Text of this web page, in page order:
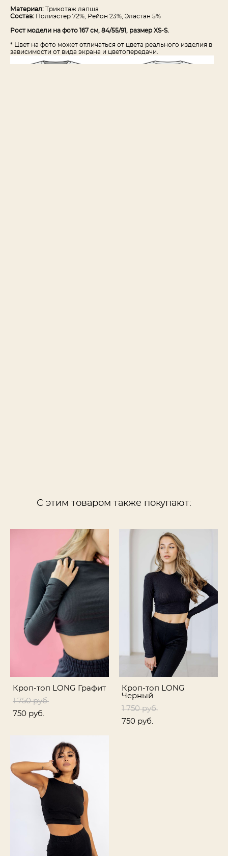
Материал: Трикотаж лапша
Состав: Полиэстер 72%, Рейон 23%, Эластан 5%
Рост модели на фото 167 см, 84/55/91, размер XS-S.
* Цвет на фото может отличаться от цвета реального изделия в
зависимости от вида экрана и цветопередачи.
С этим товаром также покупают:
Кроп-топ LONG Графит
1 750 pуб.
750 pуб.
Кроп-топ LONG
Черный
1 750 pуб.
750 pуб.